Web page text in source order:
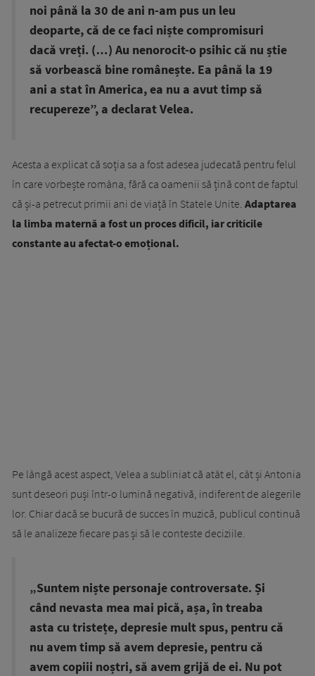
noi până la 30 de ani n-am pus un leu
deoparte, că de ce faci niște compromisuri
dacă vreți. (…) Au nenorocit-o psihic că nu știe
să vorbească bine românește. Ea până la 19
ani a stat în America, ea nu a avut timp să
recupereze”, a declarat Velea.
Acesta a explicat că soția sa a fost adesea judecată pentru felul
în care vorbește româna, fără ca oamenii să țină cont de faptul
că și-a petrecut primii ani de viață în Statele Unite. Adaptarea
la limba maternă a fost un proces dificil, iar criticile
constante au afectat-o emoțional.
Pe lângă acest aspect, Velea a subliniat că atât el, cât și Antonia
sunt deseori puși într-o lumină negativă, indiferent de alegerile
lor. Chiar dacă se bucură de succes în muzică, publicul continuă
să le analizeze fiecare pas și să le conteste deciziile.
„Suntem niște personaje controversate. Și
când nevasta mea mai pică, așa, în treaba
asta cu tristețe, depresie mult spus, pentru că
nu avem timp să avem depresie, pentru că
avem copiii noștri, să avem grijă de ei. Nu pot